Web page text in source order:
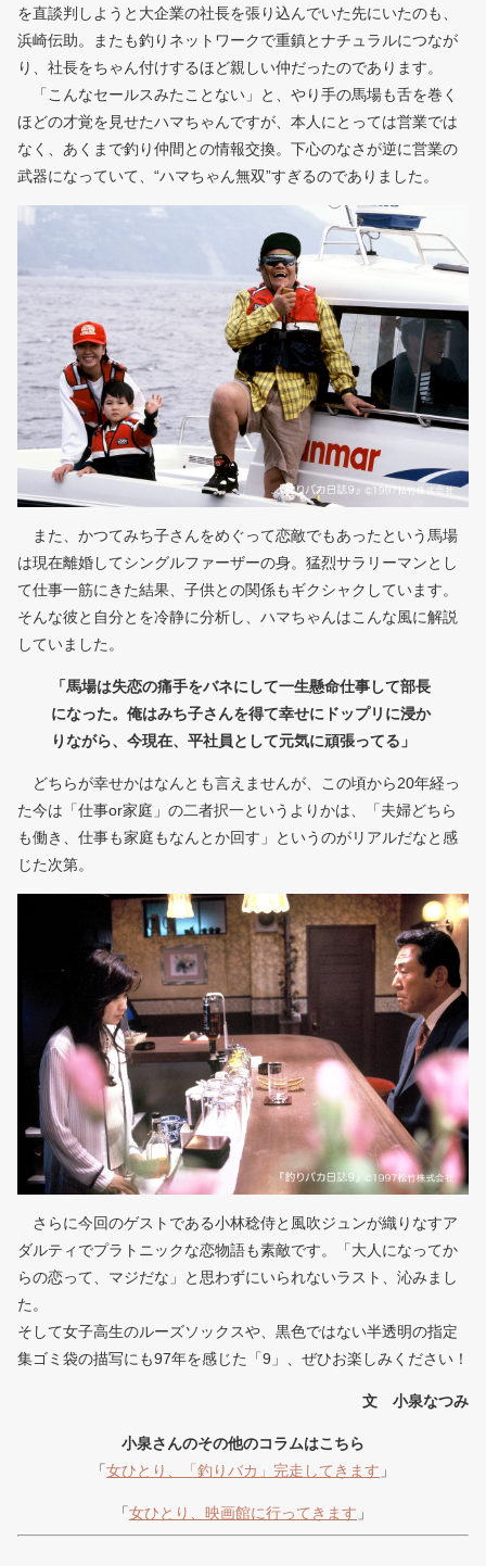
を直談判しようと大企業の社長を張り込んでいた先にいたのも、
浜崎伝助。またも釣りネットワークで重鎮とナチュラルにつなが
り、社長をちゃん付けするほど親しい仲だったのであります。
「こんなセールスみたことない」と、やり手の馬場も舌を巻く
ほどの才覚を見せたハマちゃんですが、本人にとっては営業では
なく、あくまで釣り仲間との情報交換。下心のなさが逆に営業の
武器になっていて、“ハマちゃん無双”すぎるのでありました。
また、かつてみち子さんをめぐって恋敵でもあったという馬場
は現在離婚してシングルファーザーの身。猛烈サラリーマンとし
て仕事一筋にきた結果、子供との関係もギクシャクしています。
そんな彼と自分とを冷静に分析し、ハマちゃんはこんな風に解説
していました。
「馬場は失恋の痛手をバネにして一生懸命仕事して部長
になった。俺はみち子さんを得て幸せにドップリに浸か
りながら、今現在、平社員として元気に頑張ってる」
どちらが幸せかはなんとも言えませんが、この頃から20年経っ
た今は「仕事or家庭」の二者択一というよりかは、「夫婦どちら
も働き、仕事も家庭もなんとか回す」というのがリアルだなと感
じた次第。
さらに今回のゲストである小林稔侍と風吹ジュンが織りなすア
ダルティでプラトニックな恋物語も素敵です。「大人になってか
らの恋って、マジだな」と思わずにいられないラスト、沁みまし
た。
そして女子高生のルーズソックスや、黒色ではない半透明の指定
集ゴミ袋の描写にも97年を感じた「9」、ぜひお楽しみください！
文 小泉なつみ
小泉さんのその他のコラムはこちら
「女ひとり、「釣りバカ」完走してきます 」
「女ひとり、映画館に行ってきます 」